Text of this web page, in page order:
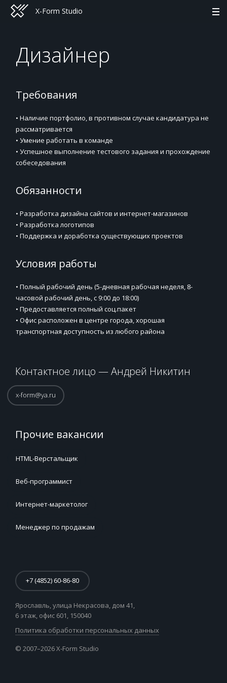
X-Form Studio
Дизайнер
Требования
• Наличие портфолио, в противном случае кандидатура не
рассматривается
• Умение работать в команде
• Успешное выполнение тестового задания и прохождение
собеседования
Обязанности
• Разработка дизайна сайтов и интернет-магазинов
• Разработка логотипов
• Поддержка и доработка существующих проектов
Условия работы
• Полный рабочий день (5-дневная рабочая неделя, 8-
часовой рабочий день, с 9:00 до 18:00)
• Предоставляется полный соц.пакет
• Офис расположен в центре города, хорошая
транспортная доступность из любого района
Контактное лицо — Андрей Никитин
x-form@ya.ru
Прочие вакансии
HTML-Верстальщик
Веб-программист
Интернет-маркетолог
Менеджер по продажам
+7 (4852) 60-86-80
Ярославль, улица Некрасова, дом 41,
6 этаж, офис 601, 150040
Политика обработки персональных данных
© 2007–2026 X-Form Studio